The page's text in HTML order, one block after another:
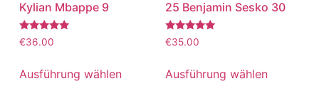
Kylian Mbappe 9
Bewertet
mit
€36.00
Ausführung wählen
25 Benjamin Sesko 30
Bewertet
mit
€35.00
Ausführung wählen